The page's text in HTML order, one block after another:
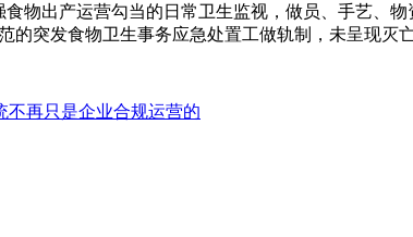
物出产运营勾当的日常卫生监视，做员、手艺、
突发食物卫生事务应急处置工做轨制，未呈现灭亡
不再只是企业合规运营的